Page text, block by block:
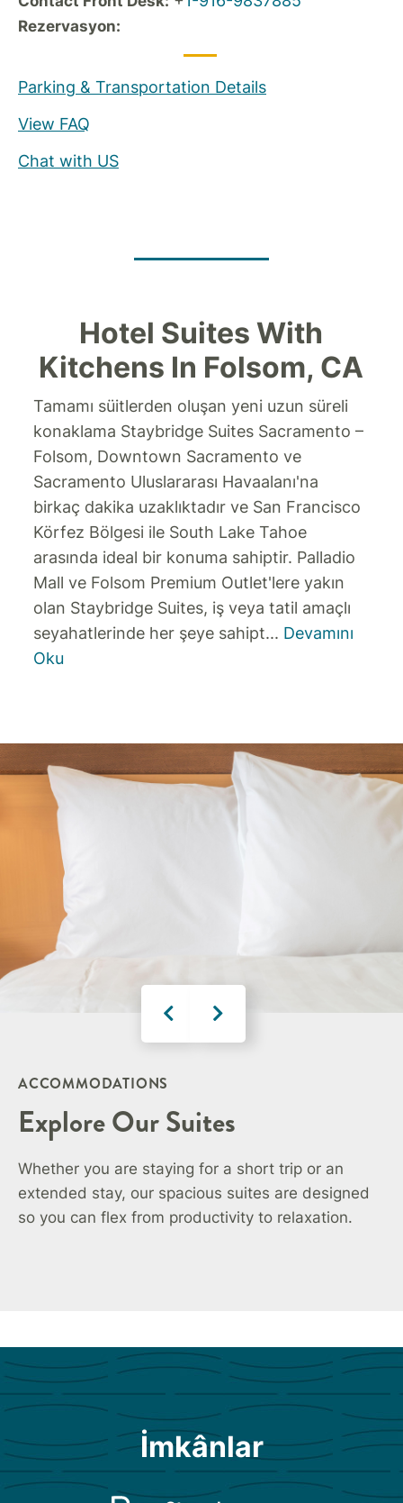
Rezervasyon:
Parking & Transportation Details
View FAQ
Chat with US
Hotel Suites With
Kitchens In Folsom, CA
Tamamı süitlerden oluşan yeni uzun süreli
konaklama Staybridge Suites Sacramento –
Folsom, Downtown Sacramento ve
Sacramento Uluslararası Havaalanı'na
birkaç dakika uzaklıktadır ve San Francisco
Körfez Bölgesi ile South Lake Tahoe
arasında ideal bir konuma sahiptir. Palladio
Mall ve Folsom Premium Outlet'lere yakın
olan Staybridge Suites, iş veya tatil amaçlı
seyahatlerinde her şeye sahipt... Devamını
Oku
ACCOMMODATIONS
Explore Our Suites
Whether you are staying for a short trip or an
extended stay, our spacious suites are designed
so you can flex from productivity to relaxation.
İmkânlar